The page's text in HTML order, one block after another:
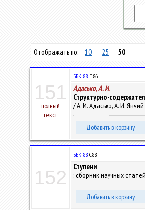
Отображать по: 10 25 50
151
полный
текст
ББК 88.П86
Адасько, А. И.
Структурно-
/ А. И. Адасько, А. И.
Добавить в корзину
152
ББК 88.С88
Ступени
: сборник научных
Добавить в корзину